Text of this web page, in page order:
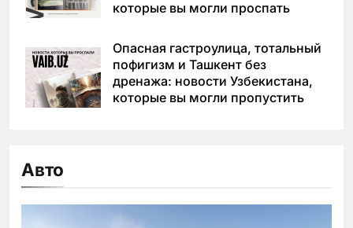
которые вы могли проспать
Опасная гастроулица, тотальный
пофигизм и Ташкент без
дренажа: новости Узбекистана,
которые вы могли пропустить
Авто